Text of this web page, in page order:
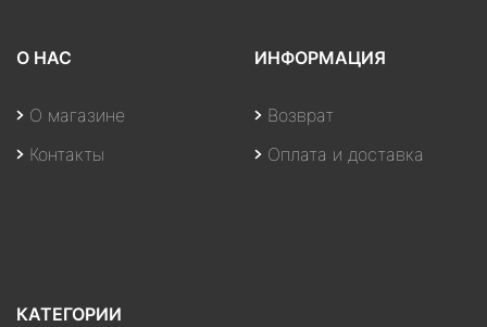
О НАС
О магазине
Контакты
ИНФОРМАЦИЯ
Возврат
Оплата и доставка
КАТЕГОРИИ